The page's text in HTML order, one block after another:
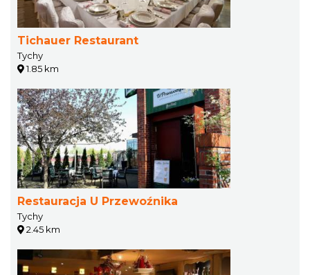
Tichauer Restaurant
Tychy
1.85 km
Restauracja U Przewoźnika
Tychy
2.45 km